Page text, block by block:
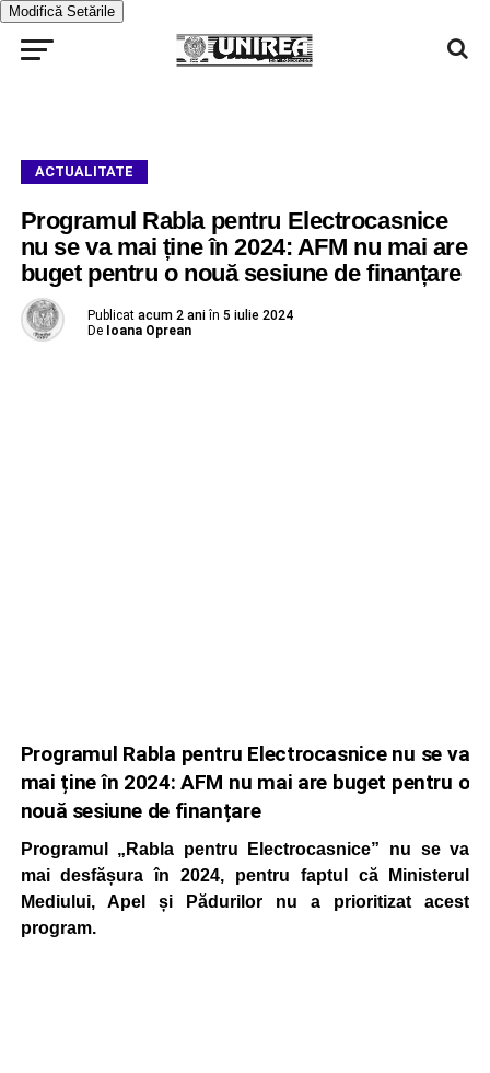
Modifică Setările
ACTUALITATE
Programul Rabla pentru Electrocasnice
nu se va mai ține în 2024: AFM nu mai are
buget pentru o nouă sesiune de finanțare
Publicat acum 2 ani în 5 iulie 2024
De Ioana Oprean
Programul Rabla pentru Electrocasnice nu se va
mai ține în 2024: AFM nu mai are buget pentru o
nouă sesiune de finanțare
Programul „Rabla pentru Electrocasnice” nu se va
mai desfășura în 2024, pentru faptul că Ministerul
Mediului, Apel și Pădurilor nu a prioritizat acest
program.